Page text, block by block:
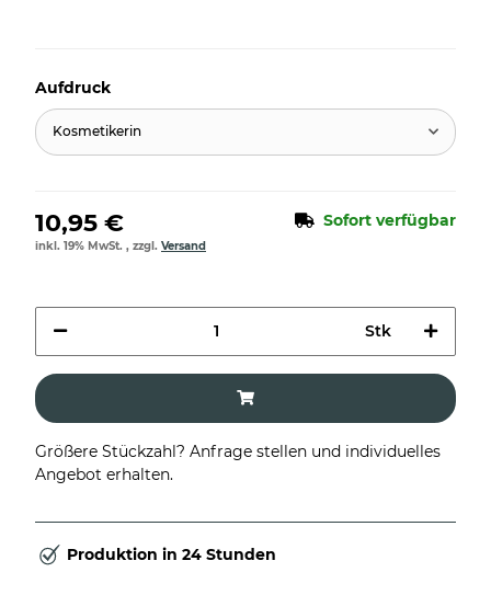
Aufdruck
Kosmetikerin
10,95 € Sofort verfügbar
inkl. 19% MwSt. , zzgl. Versand
Stk
Größere Stückzahl? Anfrage stellen und individuelles
Angebot erhalten.
Produktion in 24 Stunden